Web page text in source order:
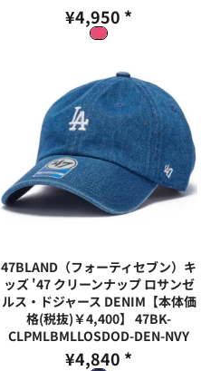
¥4,950 *
47BLAND（フォーティセブン）キ
ッズ '47 クリーンナップ ロサンゼ
ルス・ドジャース DENIM【本体価
格(税抜)￥4,400】
47BK-
CLPMLBMLLOSDOD-DEN-NVY
¥4,840 *